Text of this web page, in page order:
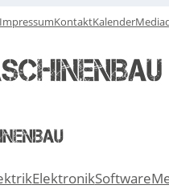
ImpressumKontaktKalender
ElektronikSoftware